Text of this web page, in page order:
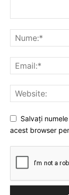
Salvați
acest browser